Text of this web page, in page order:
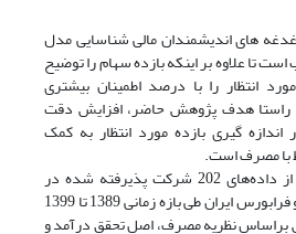
های اندیشمندان مالی شناسایی مدل
تا علاوه بر اینکه بازده سهام را توضیح
انتظار را با درصد اطمینان بیشتری
راستا هدف پژوهش حاضر، افزایش دقت
گیری بازده مورد انتظار به کمک
با مصرف است.
روش: در پژوهش حاضر از داده‌های 202 شرکت پذیرفته شده در
بورس اوراق بهادار تهران و فرابورس ایران طی بازه زمانی 1389 تا 1399
نظریه مصرف، اصل تحقق درآمد و